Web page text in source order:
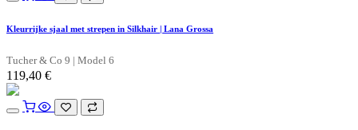
Kleurrijke sjaal met strepen in Silkhair | Lana Grossa
Tucher & Co 9 | Model 6
119,40 €